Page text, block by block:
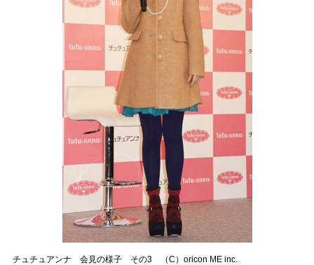
チュチュアンナ 会見の様子 その3 （C）oricon ME inc.